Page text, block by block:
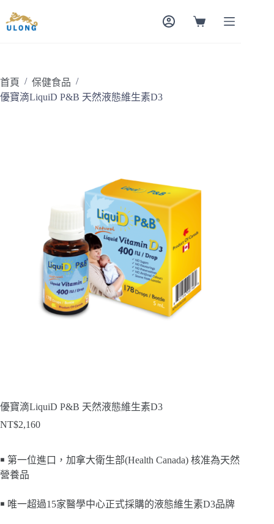
至
容
購
首頁 / 保健食品 /
優寶滴LiquiD P&B 天然液態維生素D3
優寶滴LiquiD P&B 天然液態維生素D3
NT$2,160
￭ 第一位進口，加拿大衛生部(Health Canada) 核准為天然
營養品
￭ 唯一超過15家醫學中心正式採購的液態維生素D3品牌